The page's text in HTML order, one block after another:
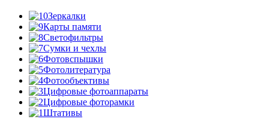
Зеркалки
Карты памяти
Светофильтры
Сумки и чехлы
Фотовспышки
Фотолитература
Фотообъективы
Цифровые фотоаппараты
Цифровые фоторамки
Штативы